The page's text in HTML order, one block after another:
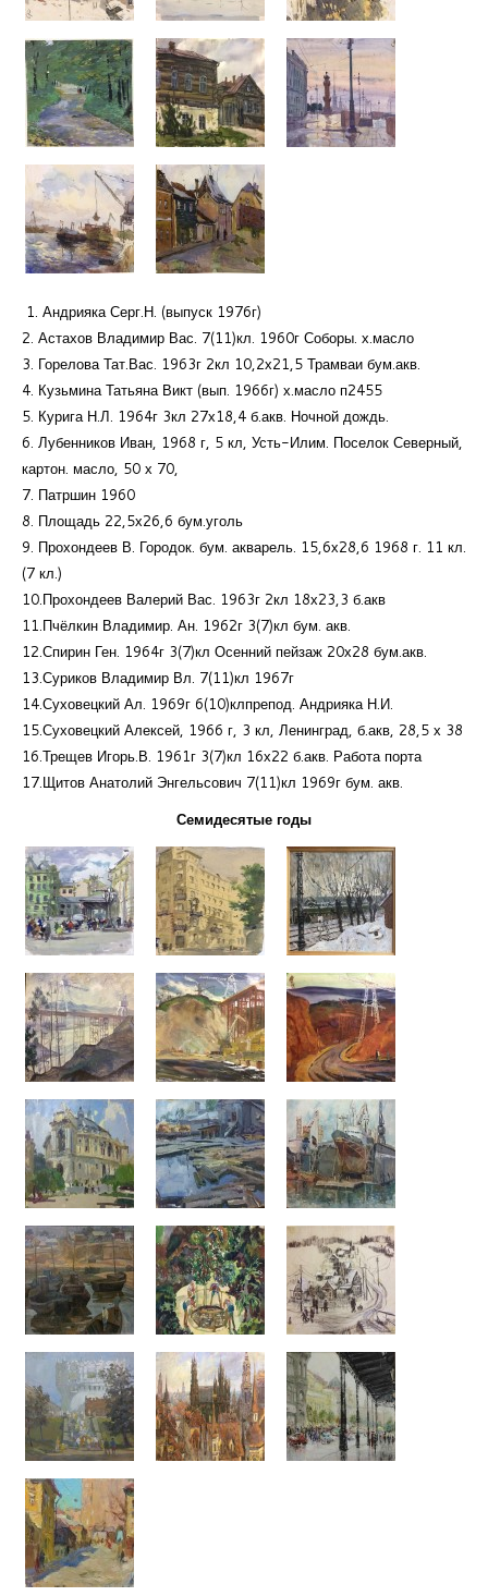
1. Андрияка Серг.Н. (выпуск 1976г)
2. Астахов Владимир Вас. 7(11)кл. 1960г Соборы. х.масло
3. Горелова Тат.Вас. 1963г 2кл 10,2х21,5 Трамваи бум.акв.
4. Кузьмина Татьяна Викт (вып. 1966г) х.масло п2455
5. Курига Н.Л. 1964г 3кл 27х18,4 б.акв. Ночной дождь.
6. Лубенников Иван, 1968 г, 5 кл, Усть-Илим. Поселок Северный,
картон. масло, 50 х 70,
7. Патршин 1960
8. Площадь 22,5х26,6 бум.уголь
9. Прохондеев В. Городок. бум. акварель. 15,6х28,6 1968 г. 11 кл.
(7 кл.)
10.Прохондеев Валерий Вас. 1963г 2кл 18х23,3 б.акв
11.Пчёлкин Владимир. Ан. 1962г 3(7)кл бум. акв.
12.Спирин Ген. 1964г 3(7)кл Осенний пейзаж 20х28 бум.акв.
13.Суриков Владимир Вл. 7(11)кл 1967г
14.Суховецкий Ал. 1969г 6(10)клпрепод. Андрияка Н.И.
15.Суховецкий Алексей, 1966 г, 3 кл, Ленинград, б.акв, 28,5 х 38
16.Трещев Игорь.В. 1961г 3(7)кл 16х22 б.акв. Работа порта
17.Щитов Анатолий Энгельсович 7(11)кл 1969г бум. акв.
Семидесятые годы